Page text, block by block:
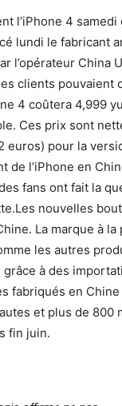
l’iPhone 4
lundi le fabricant
l’opérateur
clients pouvaient
4 coûtera 4,999
Ces prix sont
euros) pour la
de l’iPhone en
fans ont fait la
nouvelles
La marque à
les autres
à des
fabriqués en
et plus de 800
fin juin.